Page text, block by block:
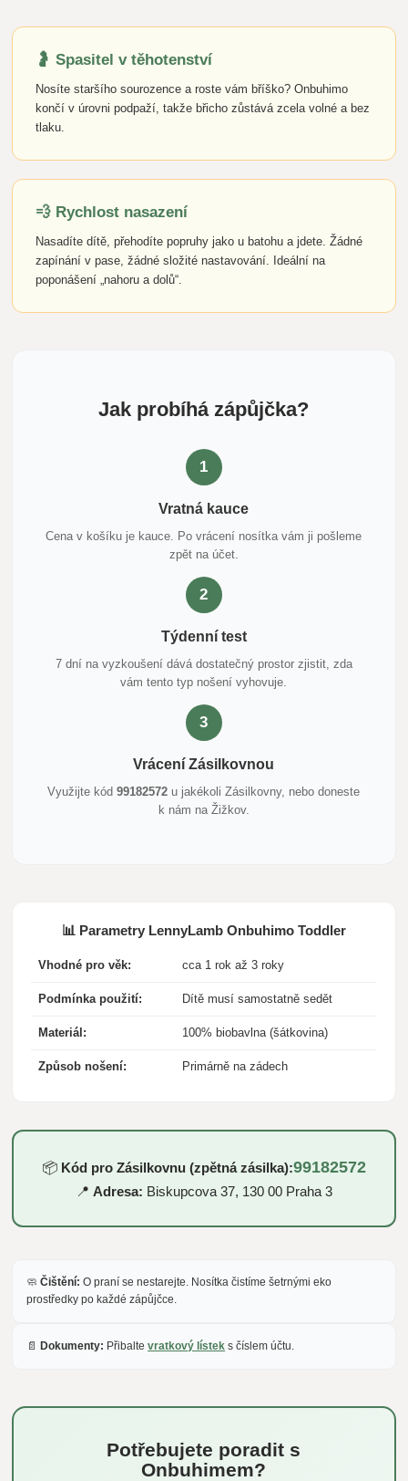
🤰 Spasitel v těhotenství
Nosíte staršího sourozence a roste vám bříško? Onbuhimo
končí v úrovni podpaží, takže břicho zůstává zcela volné a bez
tlaku.
💨 Rychlost nasazení
Nasadíte dítě, přehodíte popruhy jako u batohu a jdete. Žádné
zapínání v pase, žádné složité nastavování. Ideální na
poponášení „nahoru a dolů“.
Jak probíhá zápůjčka?
1
Vratná kauce
Cena v košíku je kauce. Po vrácení nosítka vám ji pošleme
zpět na účet.
2
Týdenní test
7 dní na vyzkoušení dává dostatečný prostor zjistit, zda
vám tento typ nošení vyhovuje.
3
Vrácení Zásilkovnou
Využijte kód99182572 u jakékoli Zásilkovny, nebo doneste
k nám na Žižkov.
📊 Parametry LennyLamb Onbuhimo Toddler
Vhodné pro věk: cca 1 rok až 3 roky
Podmínka použití: Dítě musí samostatně sedět
Materiál: 100% biobavlna (šátkovina)
Způsob nošení: Primárně na zádech
📦 Kód pro Zásilkovnu (zpětná zásilka):99182572
📍 Adresa: Biskupcova 37, 130 00 Praha 3
🧼Čištění: O praní se nestarejte. Nosítka čistíme šetrnými eko
prostředky po každé zápůjčce.
📄Dokumenty: Přibaltevratkový lístek s číslem účtu.
Potřebujete poradit s
Onbuhimem?